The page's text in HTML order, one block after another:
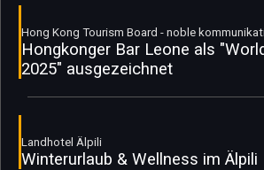
Hong Kong Tourism Board - noble
Hongkonger Bar Leone als
2025" ausgezeichnet
Landhotel Älpili
Winterurlaub & Wellness im Älpili